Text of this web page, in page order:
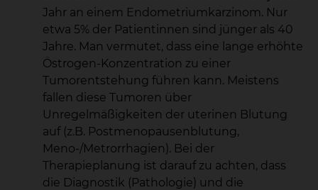
Jahr an einem Endometriumkarzinom. Nur
etwa 5% der Patientinnen sind jünger als 40
Jahre. Man vermutet, dass eine lange erhöhte
Östrogen-Konzentration zu einer
Tumorentstehung führen kann. Meistens
fallen diese Tumoren über
Unregelmäßigkeiten der uterinen Blutung
auf (z.B. Postmenopausenblutung,
Meno-/Metrorrhagien). Bei der
Therapieplanung ist darauf zu achten, dass
die Diagnostik (Pathologie) und die